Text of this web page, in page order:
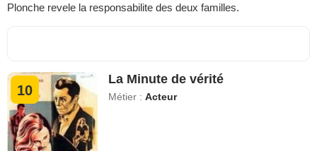
Plonche revele la responsabilite des deux familles.
10
La Minute de vérité
Métier :Acteur